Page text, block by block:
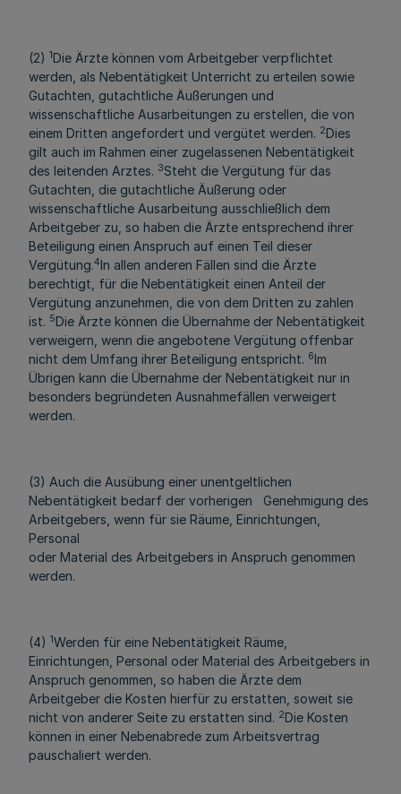
(2) 1Die Ärzte können vom Arbeitgeber verpflichtet
werden, als Nebentätigkeit Unterricht zu erteilen sowie
Gutachten, gutachtliche Äußerungen und
wissenschaftliche Ausarbeitungen zu erstellen, die von
einem Dritten angefordert und vergütet werden. 2Dies
gilt auch im Rahmen einer zugelassenen Nebentätigkeit
des leitenden Arztes. 3Steht die Vergütung für das
Gutachten, die gutachtliche Äußerung oder
wissenschaftliche Ausarbeitung ausschließlich dem
Arbeitgeber zu, so haben die Ärzte entsprechend ihrer
Beteiligung einen Anspruch auf einen Teil dieser
Vergütung.4In allen anderen Fällen sind die Ärzte
berechtigt, für die Nebentätigkeit einen Anteil der
Vergütung anzunehmen, die von dem Dritten zu zahlen
ist. 5Die Ärzte können die Übernahme der Nebentätigkeit
verweigern, wenn die angebotene Vergütung offenbar
nicht dem Umfang ihrer Beteiligung entspricht. 6Im
Übrigen kann die Übernahme der Nebentätigkeit nur in
besonders begründeten Ausnahmefällen verweigert
werden.
(3) Auch die Ausübung einer unentgeltlichen
Nebentätigkeit bedarf der vorherigen Genehmigung des
Arbeitgebers, wenn für sie Räume, Einrichtungen,
Personal
oder Material des Arbeitgebers in Anspruch genommen
werden.
(4) 1Werden für eine Nebentätigkeit Räume,
Einrichtungen, Personal oder Material des Arbeitgebers in
Anspruch genommen, so haben die Ärzte dem
Arbeitgeber die Kosten hierfür zu erstatten, soweit sie
nicht von anderer Seite zu erstatten sind. 2Die Kosten
können in einer Nebenabrede zum Arbeitsvertrag
pauschaliert werden.